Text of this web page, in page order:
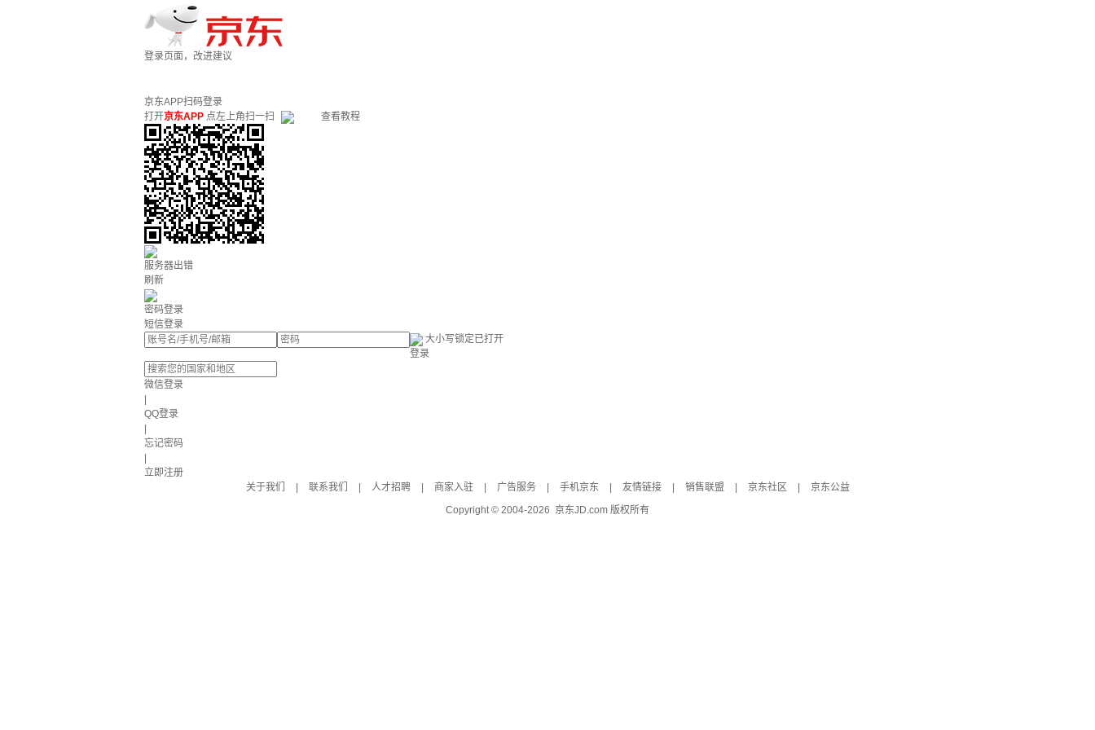
登录页面，改进建议
京东APP扫码登录
打开京东APP 点左上角扫一扫 查看教程
服务器出错
刷新
密码登录
短信登录
大小写锁定已打开
登录
微信登录
QQ登录
忘记密码
立即注册
关于我们
联系我们 人才招聘 商家入驻 广告服务 手机京东 友情链接 销售联盟 京东社区
京东公益
Copyright © 2004-2026 京东JD.com 版权所有